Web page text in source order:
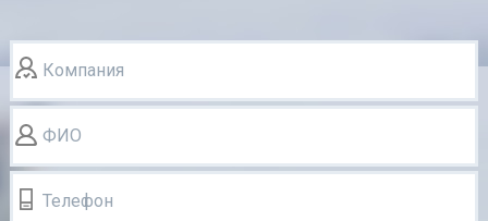
Компания
ФИО
Телефон